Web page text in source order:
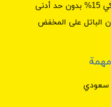
الباتل على المخفض
سعودي